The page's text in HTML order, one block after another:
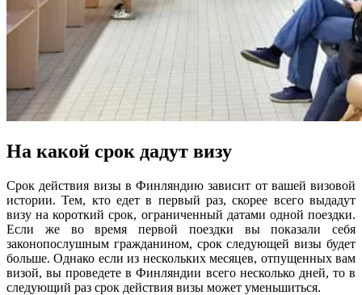
На какой срок дадут визу
Срок действия визы в Финляндию зависит от вашей визовой
истории. Тем, кто едет в первый раз, скорее всего выдадут
визу на короткий срок, ограниченный датами одной поездки.
Если же во время первой поездки вы показали себя
законопослушным гражданином, срок следующей визы будет
больше. Однако если из нескольких месяцев, отпущенных вам
визой, вы проведете в Финляндии всего несколько дней, то в
следующий раз срок действия визы может уменьшиться.